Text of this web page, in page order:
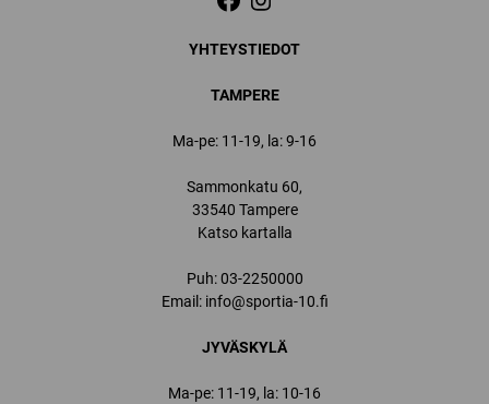
YHTEYSTIEDOT
TAMPERE
Ma-pe: 11-19, la: 9-16
Sammonkatu 60,
33540 Tampere
Katso kartalla
Puh:03-2250000
Email: info@sportia-10.fi
JYVÄSKYLÄ
Ma-pe: 11-19, la: 10-16